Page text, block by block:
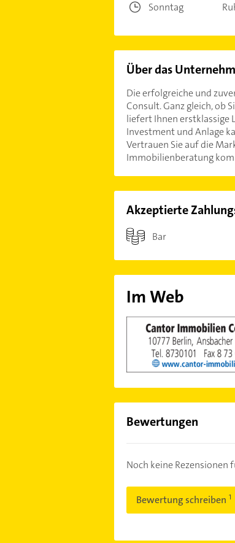
Sonntag
Über das
Die erfolgreiche und
Consult. Ganz gleich, ob
liefert Ihnen erstklassige
Investment und Anlage
Vertrauen Sie auf die
Immobilienberatung
Akzeptierte
Bar
Im Web
Bewertungen
Noch keine
Bewertung schreiben